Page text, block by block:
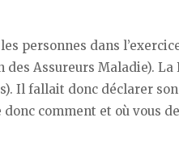
personnes dans
Assureurs Maladie). La
Il fallait donc déclarer son
comment et où vous